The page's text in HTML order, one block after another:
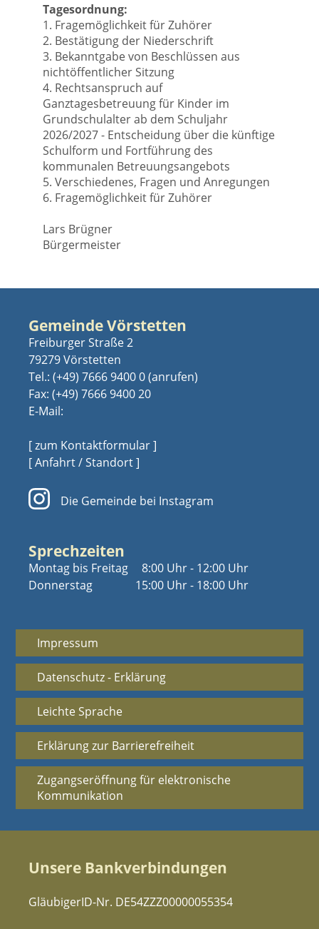
Tagesordnung:
1. Fragemöglichkeit für Zuhörer
2. Bestätigung der Niederschrift
3. Bekanntgabe von Beschlüssen aus
nichtöffentlicher Sitzung
4. Rechtsanspruch auf
Ganztagesbetreuung für Kinder im
Grundschulalter ab dem Schuljahr
2026/2027 - Entscheidung über die künftige
Schulform und Fortführung des
kommunalen Betreuungsangebots
5. Verschiedenes, Fragen und Anregungen
6. Fragemöglichkeit für Zuhörer
Lars Brügner
Bürgermeister
Gemeinde Vörstetten
Freiburger Straße 2
79279 Vörstetten
Tel.: (+49) 7666 9400 0
Fax: (+49) 7666 9400 20
E-Mail:
[ zum Kontaktformular ]
[ Anfahrt / Standort ]
Die Gemeinde bei Instagram
Sprechzeiten
Montag bis Freitag
Donnerstag
8:00 Uhr - 12:00 Uhr
15:00 Uhr - 18:00 Uhr
Impressum
Datenschutz - Erklärung
Leichte Sprache
Erklärung zur Barrierefreiheit
Zugangseröffnung für elektronische
Kommunikation
Unsere Bankverbindungen
GläubigerID-Nr. DE54ZZZ00000055354